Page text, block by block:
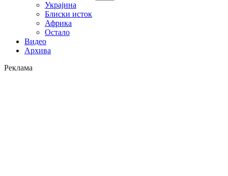
Украјина
Блиски исток
Африка
Остало
Видео
Архива
Реклама